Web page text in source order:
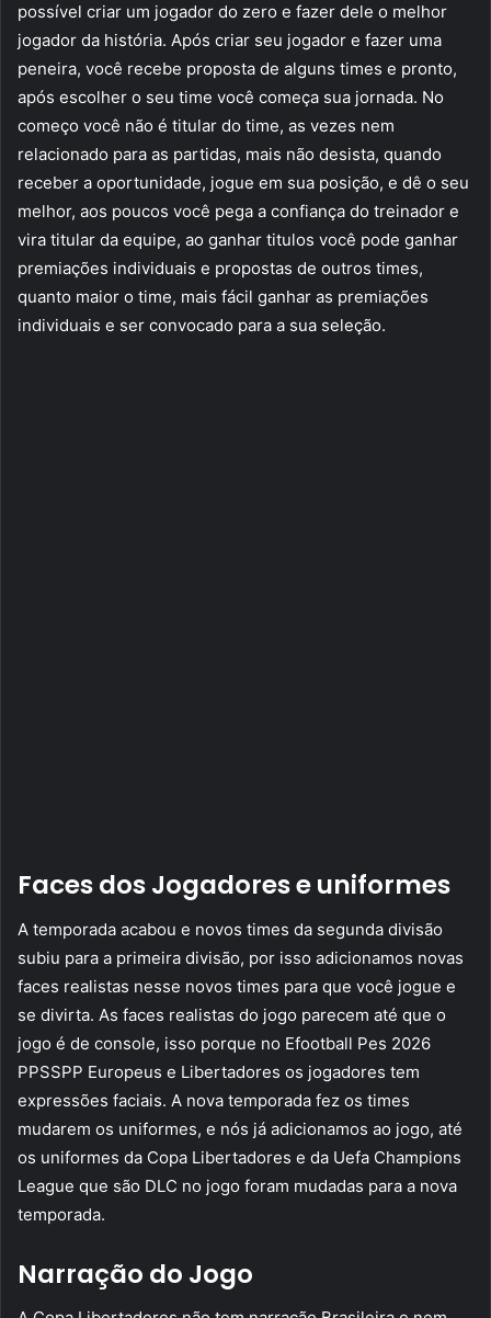
possível criar um jogador do zero e fazer dele o melhor
jogador da história. Após criar seu jogador e fazer uma
peneira, você recebe proposta de alguns times e pronto,
após escolher o seu time você começa sua jornada. No
começo você não é titular do time, as vezes nem
relacionado para as partidas, mais não desista, quando
receber a oportunidade, jogue em sua posição, e dê o seu
melhor, aos poucos você pega a confiança do treinador e
vira titular da equipe, ao ganhar titulos você pode ganhar
premiações individuais e propostas de outros times,
quanto maior o time, mais fácil ganhar as premiações
individuais e ser convocado para a sua seleção.
Faces dos Jogadores e uniformes
A temporada acabou e novos times da segunda divisão
subiu para a primeira divisão, por isso adicionamos novas
faces realistas nesse novos times para que você jogue e
se divirta. As faces realistas do jogo parecem até que o
jogo é de console, isso porque no Efootball Pes 2026
PPSSPP Europeus e Libertadores os jogadores tem
expressões faciais. A nova temporada fez os times
mudarem os uniformes, e nós já adicionamos ao jogo, até
os uniformes da Copa Libertadores e da Uefa Champions
League que são DLC no jogo foram mudadas para a nova
temporada.
Narração do Jogo